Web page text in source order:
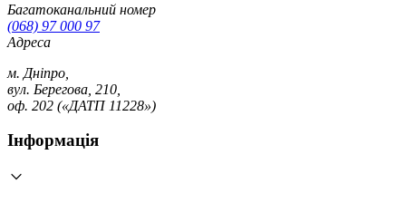
Багатоканальний номер
(068) 97 000 97
Адреса
м. Дніпро,
вул. Берегова, 210,
оф. 202 («ДАТП 11228»)
Інформація